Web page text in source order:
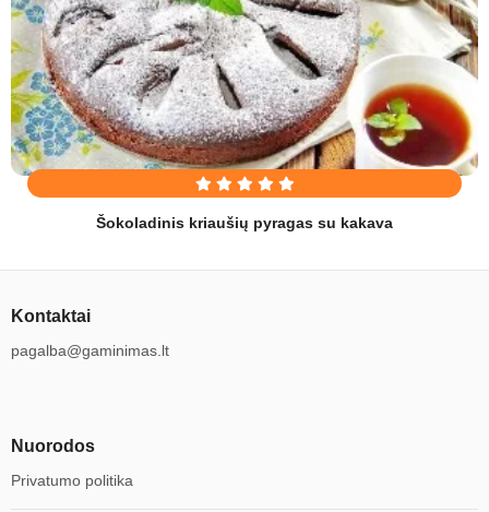
Šokoladinis kriaušių pyragas su kakava
Kontaktai
pagalba@gaminimas.lt
Nuorodos
Privatumo politika